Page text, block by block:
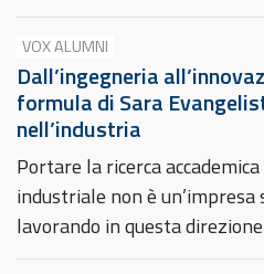
VOX ALUMNI
Dall’ingegneria
formula di Sara
nell’industria
Portare la ricerca
industriale non è
lavorando in questa